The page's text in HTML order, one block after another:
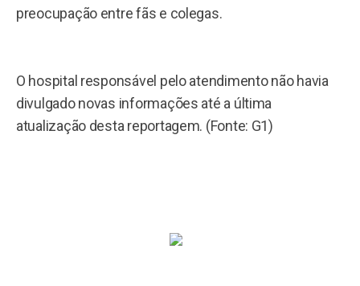
preocupação entre fãs e colegas.
O hospital responsável pelo atendimento não havia
divulgado novas informações até a última
atualização desta reportagem. (Fonte: G1)